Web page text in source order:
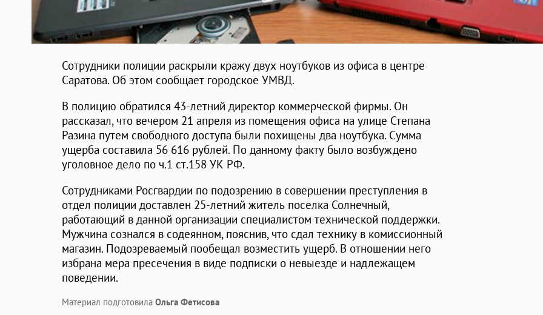
Сотрудники полиции раскрыли кражу двух ноутбуков из офиса в центре
Саратова. Об этом сообщает городское УМВД.
В полицию обратился 43-летний директор коммерческой фирмы. Он
рассказал, что вечером 21 апреля из помещения офиса на улице Степана
Разина путем свободного доступа были похищены два ноутбука. Сумма
ущерба составила 56 616 рублей. По данному факту было возбуждено
уголовное дело по ч.1 ст.158 УК РФ.
Сотрудниками Росгвардии по подозрению в совершении преступления в
отдел полиции доставлен 25-летний житель поселка Солнечный,
работающий в данной организации специалистом технической поддержки.
Мужчина сознался в содеянном, пояснив, что сдал технику в комиссионный
магазин. Подозреваемый пообещал возместить ущерб. В отношении него
избрана мера пресечения в виде подписки о невыезде и надлежащем
поведении.
Материал подготовила Ольга Фетисова